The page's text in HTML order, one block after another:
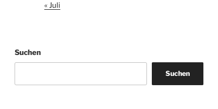
« Juli
Suchen
Suchen